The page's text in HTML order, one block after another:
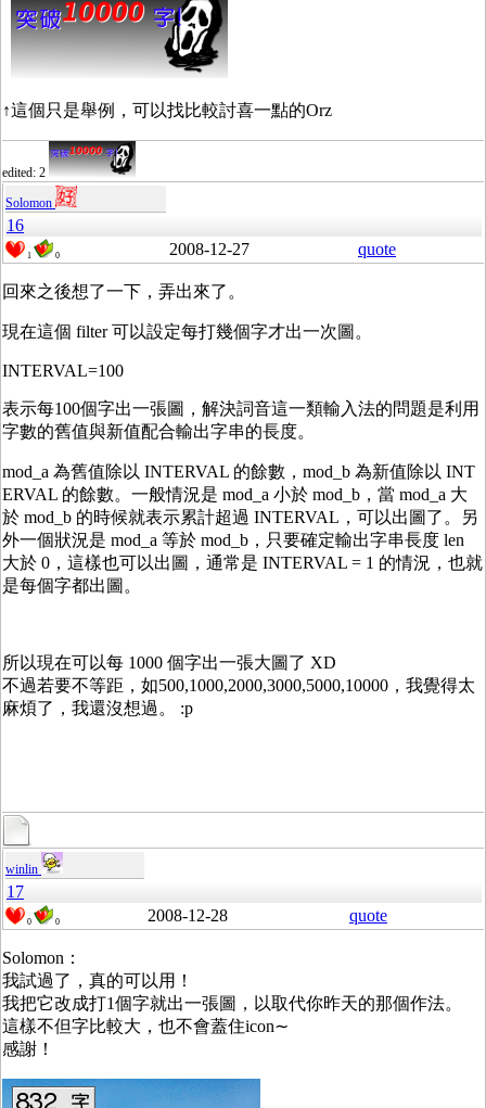
↑這個只是舉例，可以找比較討喜一點的Orz
edited: 2
Solomon
16
1 0 2008-12-27 quote
回來之後想了一下，弄出來了。
現在這個 filter 可以設定每打幾個字才出一次圖。
INTERVAL=100
表示每100個字出一張圖，解決詞音這一類輸入法的問題是利用
字數的舊值與新值配合輸出字串的長度。
mod_a 為舊值除以 INTERVAL 的餘數，mod_b 為新值除以 INT
ERVAL 的餘數。一般情況是 mod_a 小於 mod_b，當 mod_a 大
於 mod_b 的時候就表示累計超過 INTERVAL，可以出圖了。另
外一個狀況是 mod_a 等於 mod_b，只要確定輸出字串長度 len
大於 0，這樣也可以出圖，通常是 INTERVAL = 1 的情況，也就
是每個字都出圖。
所以現在可以每 1000 個字出一張大圖了 XD
不過若要不等距，如500,1000,2000,3000,5000,10000，我覺得太
麻煩了，我還沒想過。 :p
winlin
17
0 0 2008-12-28 quote
Solomon：
我試過了，真的可以用！
我把它改成打1個字就出一張圖，以取代你昨天的那個作法。
這樣不但字比較大，也不會蓋住icon∼
感謝！